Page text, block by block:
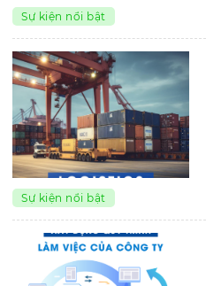
Sự kiện nổi bật
Sự kiện nổi bật